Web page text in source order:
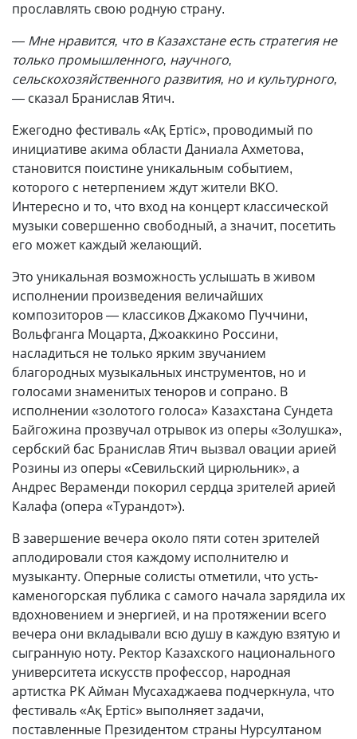
прославлять свою родную страну.
— Мне нравится, что в Казахстане есть стратегия не
только промышленного, научного,
сельскохозяйственного развития, но и культурного,
— сказал Бранислав Ятич.
Ежегодно фестиваль «Ақ Ертіс», проводимый по
инициативе акима области Даниала Ахметова,
становится поистине уникальным событием,
которого с нетерпением ждут жители ВКО.
Интересно и то, что вход на концерт классической
музыки совершенно свободный, а значит, посетить
его может каждый желающий.
Это уникальная возможность услышать в живом
исполнении произведения величайших
композиторов — классиков Джакомо Пуччини,
Вольфганга Моцарта, Джоаккино Россини,
насладиться не только ярким звучанием
благородных музыкальных инструментов, но и
голосами знаменитых теноров и сопрано. В
исполнении «золотого голоса» Казахстана Сундета
Байгожина прозвучал отрывок из оперы «Золушка»,
сербский бас Бранислав Ятич вызвал овации арией
Розины из оперы «Севильский цирюльник», а
Андрес Вераменди покорил сердца зрителей арией
Калафа (опера «Турандот»).
В завершение вечера около пяти сотен зрителей
аплодировали стоя каждому исполнителю и
музыканту. Оперные солисты отметили, что усть-
каменогорская публика с самого начала зарядила их
вдохновением и энергией, и на протяжении всего
вечера они вкладывали всю душу в каждую взятую и
сыгранную ноту. Ректор Казахского национального
университета искусств профессор, народная
артистка РК Айман Мусахаджаева подчеркнула, что
фестиваль «Ақ Ертіс» выполняет задачи,
поставленные Президентом страны Нурсултаном